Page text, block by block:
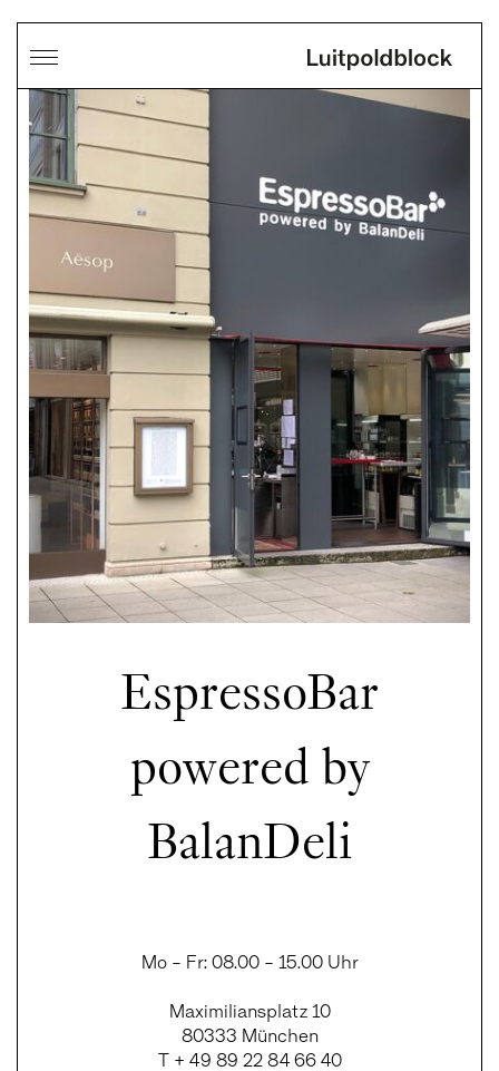
EspressoBar
powered by
BalanDeli
Mo – Fr: 08.00 – 15.00 Uhr
Maximiliansplatz 10
80333 München
T + 49 89 22 84 66 40